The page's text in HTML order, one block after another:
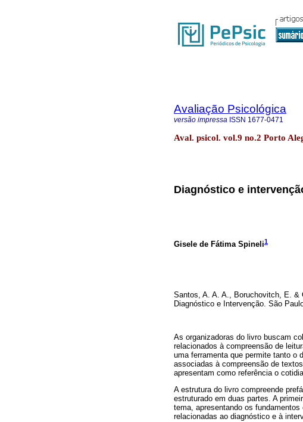
Avaliação Psicológica
versão impressa ISSN 1677-0471
Aval. psicol. vol.9 no.2 Porto
Diagnóstico e
Gisele de Fátima Spineli1
Santos, A. A. A., Boruchovitch, E. &
Diagnóstico e Intervenção. São
As organizadoras do livro buscam
relacionados à compreensão de
uma ferramenta que permite tanto o
associadas à compreensão de
apresentam como referência o
A estrutura do livro compreende
estruturado em duas partes. A
tema, apresentando os
relacionadas ao diagnóstico e à